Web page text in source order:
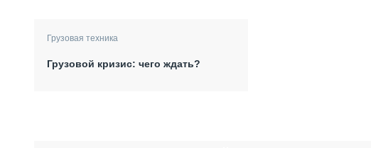
Грузовая техника
Грузовой кризис: чего ждать?